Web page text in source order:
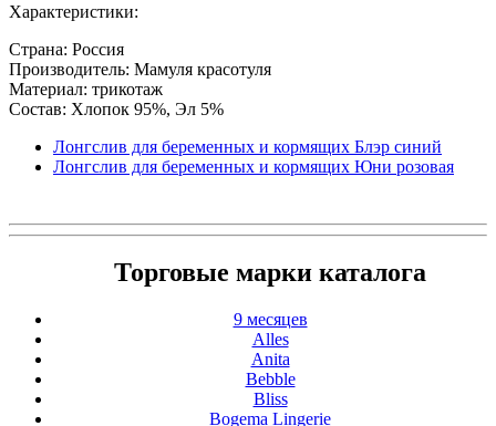
Характеристики:
Страна: Россия
Производитель: Мамуля красотуля
Материал: трикотаж
Состав: Хлопок 95%, Эл 5%
Лонгслив для беременных и кормящих Блэр синий
Лонгслив для беременных и кормящих Юни розовая
Торговые марки каталога
9 месяцев
Alles
Anita
Bebble
Bliss
Bogema Lingerie